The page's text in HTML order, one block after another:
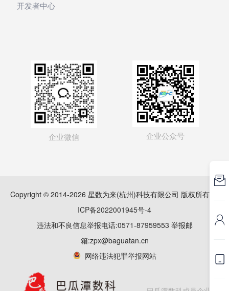
开发者中心
企业微信 企业公众号
Copyright © 2014-2026 星数为来(杭州)科技有限公司 版权所有
ICP备2022001945号-4
违法和不良信息举报电话:0571-87959553 举报邮
箱:zpx@baguatan.cn
网络违法犯罪举报网站


